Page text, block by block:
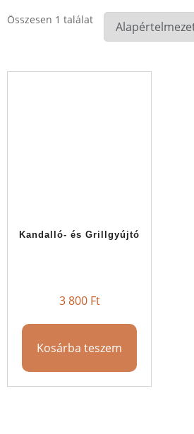
Összesen 1 találat
Kandalló- és Grillgyújtó
3 800 Ft
Kosárba teszem